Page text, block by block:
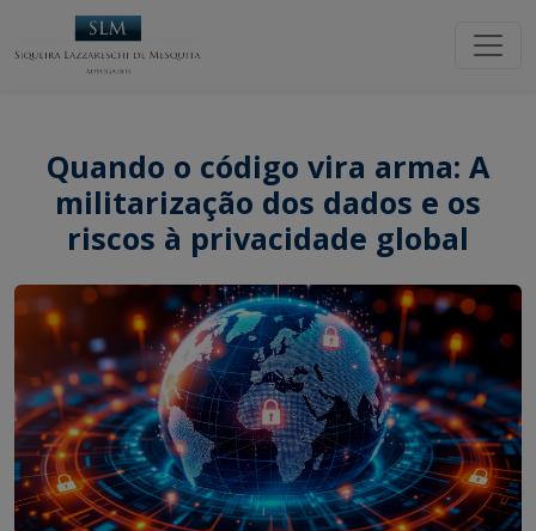
Quando o código vira arma: A
militarização dos dados e os
riscos à privacidade global